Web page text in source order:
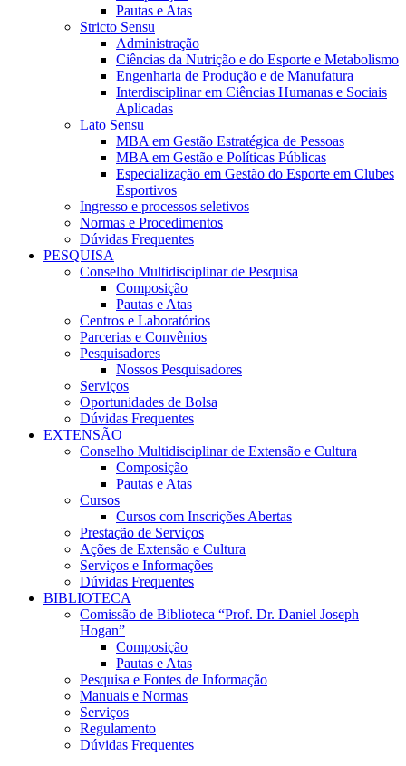
Pautas e Atas
Stricto Sensu
Administração
Ciências da Nutrição e do Esporte e Metabolismo
Engenharia de Produção e de Manufatura
Interdisciplinar em Ciências Humanas e Sociais
Aplicadas
Lato Sensu
MBA em Gestão Estratégica de Pessoas
MBA em Gestão e Políticas Públicas
Especialização em Gestão do Esporte em Clubes
Esportivos
Ingresso e processos seletivos
Normas e Procedimentos
Dúvidas Frequentes
PESQUISA
Conselho Multidisciplinar de Pesquisa
Composição
Pautas e Atas
Centros e Laboratórios
Parcerias e Convênios
Pesquisadores
Nossos Pesquisadores
Serviços
Oportunidades de Bolsa
Dúvidas Frequentes
EXTENSÃO
Conselho Multidisciplinar de Extensão e Cultura
Composição
Pautas e Atas
Cursos
Cursos com Inscrições Abertas
Prestação de Serviços
Ações de Extensão e Cultura
Serviços e Informações
Dúvidas Frequentes
BIBLIOTECA
Comissão de Biblioteca “Prof. Dr. Daniel Joseph
Hogan”
Composição
Pautas e Atas
Pesquisa e Fontes de Informação
Manuais e Normas
Serviços
Regulamento
Dúvidas Frequentes